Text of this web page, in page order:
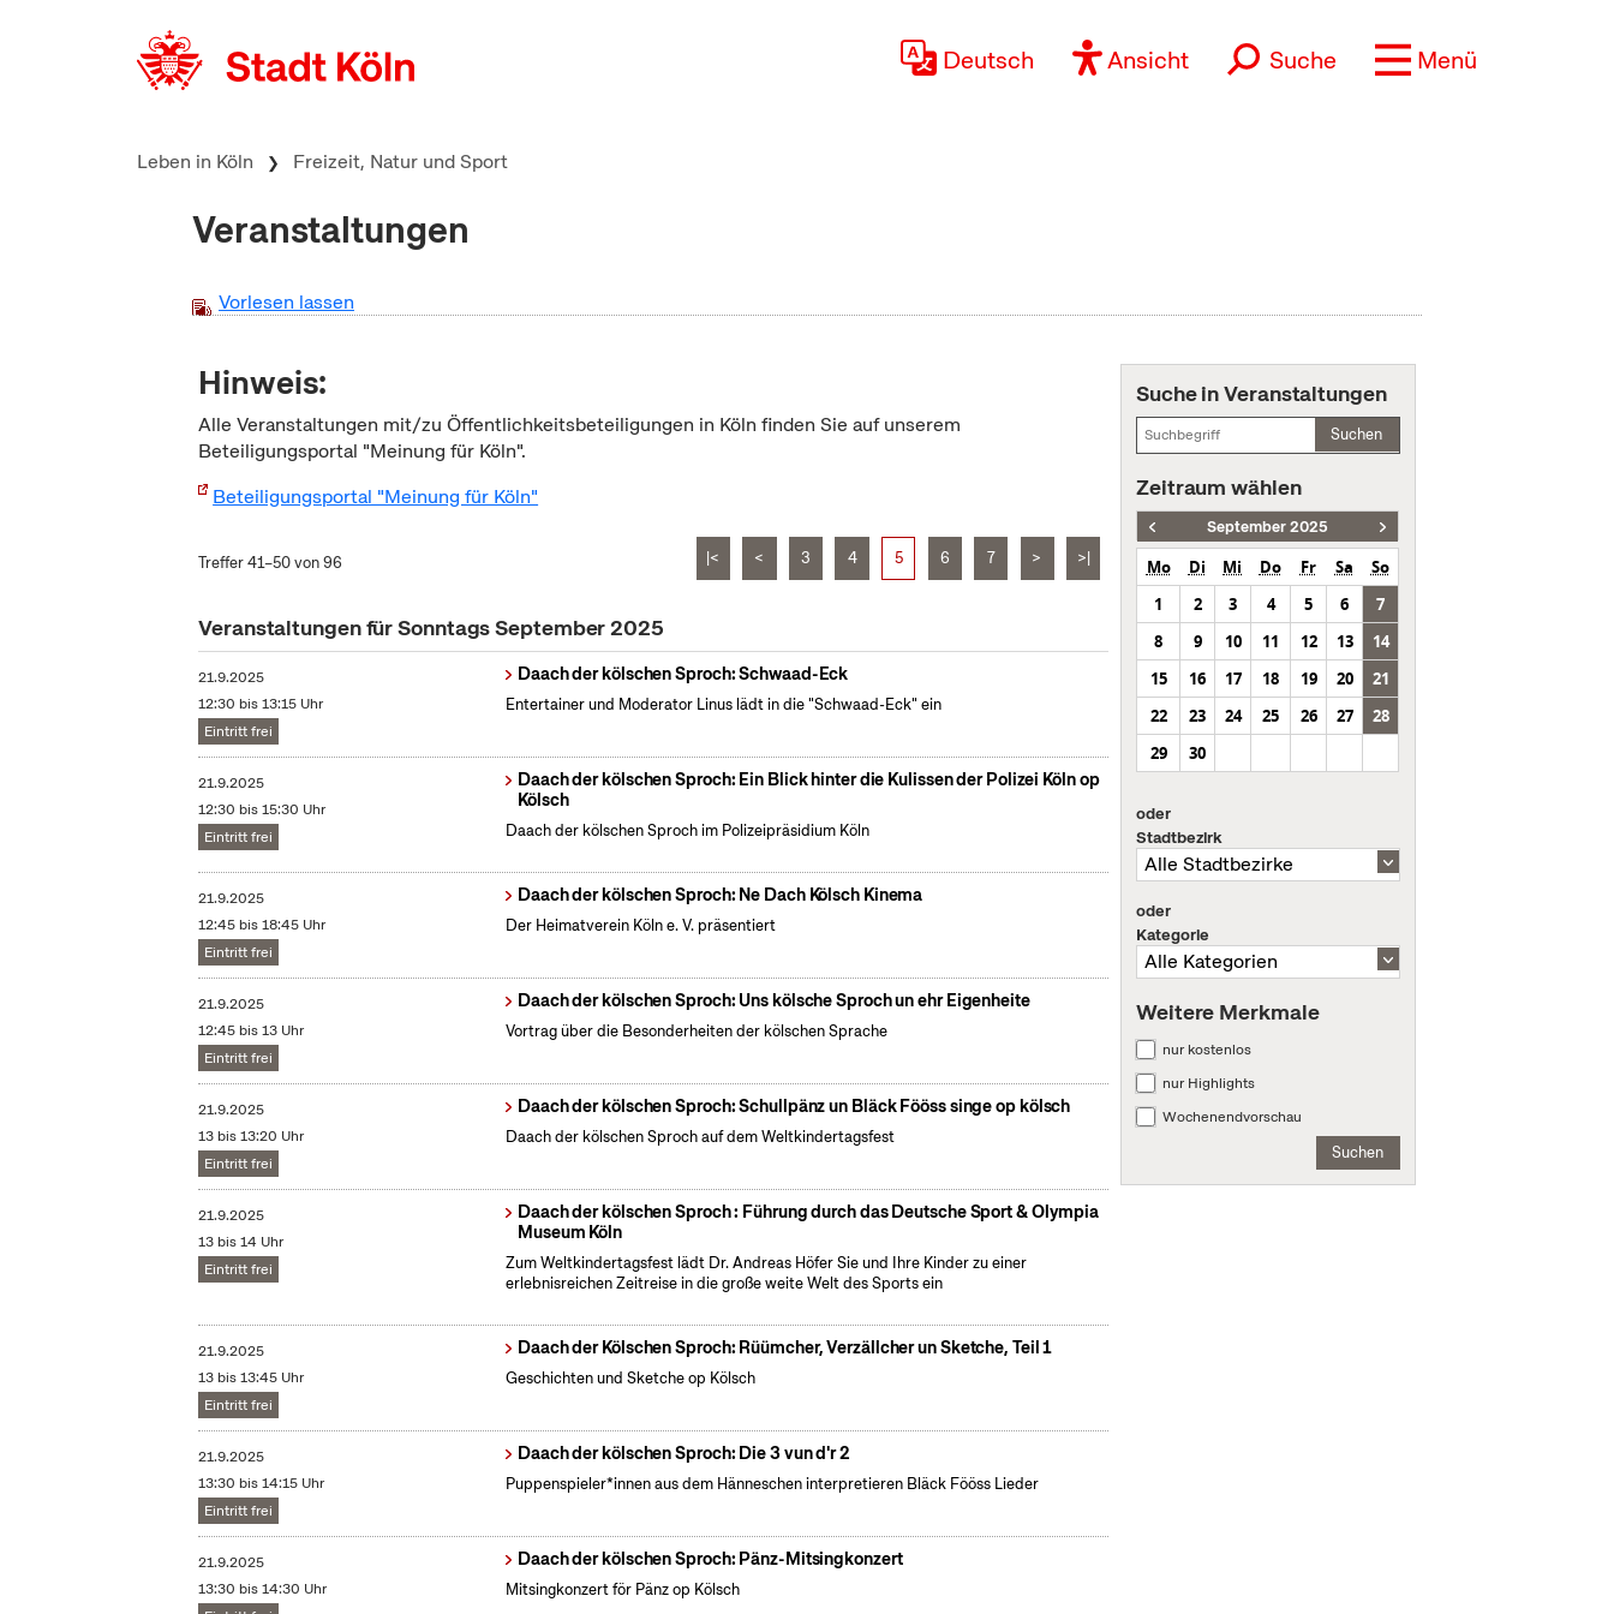
Deutsch Ansicht Suche Menü
Leben in Köln Freizeit, Natur und Sport
Veranstaltungen
Vorlesen lassen
Hinweis:
Alle Veranstaltungen mit/zu Öffentlichkeitsbeteiligungen in Köln finden Sie auf unserem
Beteiligungsportal "Meinung für Köln".
Beteiligungsportal "Meinung für Köln"
Treffer 41–50 von 96 |< < 3 4 5 6 7 > >|
Veranstaltungen für Sonntags September 2025
21.9.2025
12:30 bis 13:15 Uhr
Eintritt frei
Daach der kölschen Sproch: Schwaad-Eck
Entertainer und Moderator Linus lädt in die "Schwaad-Eck" ein
21.9.2025
12:30 bis 15:30 Uhr
Eintritt frei
Daach der kölschen Sproch: Ein Blick hinter die Kulissen der Polizei Köln op
Kölsch
Daach der kölschen Sproch im Polizeipräsidium Köln
21.9.2025
12:45 bis 18:45 Uhr
Eintritt frei
Daach der kölschen Sproch: Ne Dach Kölsch Kinema
Der Heimatverein Köln e. V. präsentiert
21.9.2025
12:45 bis 13 Uhr
Eintritt frei
Daach der kölschen Sproch: Uns kölsche Sproch un ehr Eigenheite
Vortrag über die Besonderheiten der kölschen Sprache
21.9.2025
13 bis 13:20 Uhr
Eintritt frei
Daach der kölschen Sproch: Schullpänz un Bläck Fööss singe op kölsch
Daach der kölschen Sproch auf dem Weltkindertagsfest
21.9.2025
13 bis 14 Uhr
Eintritt frei
Daach der kölschen Sproch : Führung durch das Deutsche Sport & Olympia
Museum Köln
Zum Weltkindertagsfest lädt Dr. Andreas Höfer Sie und Ihre Kinder zu einer
erlebnisreichen Zeitreise in die große weite Welt des Sports ein
21.9.2025
13 bis 13:45 Uhr
Eintritt frei
Daach der Kölschen Sproch: Rüümcher, Verzällcher un Sketche, Teil 1
Geschichten und Sketche op Kölsch
21.9.2025
13:30 bis 14:15 Uhr
Eintritt frei
Daach der kölschen Sproch: Die 3 vun d'r 2
Puppenspieler*innen aus dem Hänneschen interpretieren Bläck Fööss Lieder
21.9.2025
13:30 bis 14:30 Uhr
Daach der kölschen Sproch: Pänz-Mitsingkonzert
Mitsingkonzert för Pänz op Kölsch
Suche in Veranstaltungen
Suchen
Zeitraum wählen
September 2025
Mo Di Mi Do Fr Sa
So
1
2 3 4 5 6
7
8
9 10 11 12 13
14
15
16 17 18 19 20
21
22
23 24 25 26 27
28
29
30
oder
Stadtbezirk
oder
Kategorie
Weitere Merkmale
nur kostenlos
nur Highlights
Wochenendvorschau
Suchen